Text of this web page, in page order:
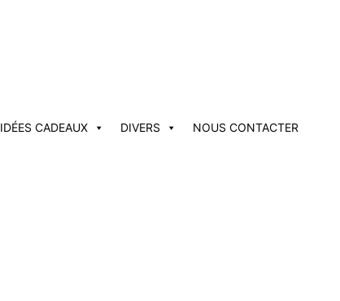
IDÉES CADEAUX DIVERS NOUS CONTACTER